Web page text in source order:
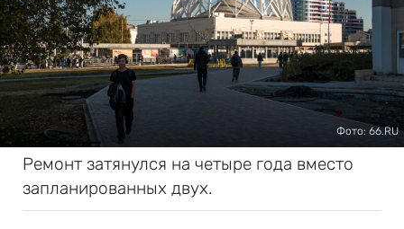
Фото: 66.RU
Ремонт затянулся на четыре года вместо
запланированных двух.